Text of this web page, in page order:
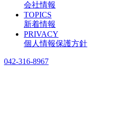
会社情報
TOPICS
新着情報
PRIVACY
個人情報保護方針
042-316-8967